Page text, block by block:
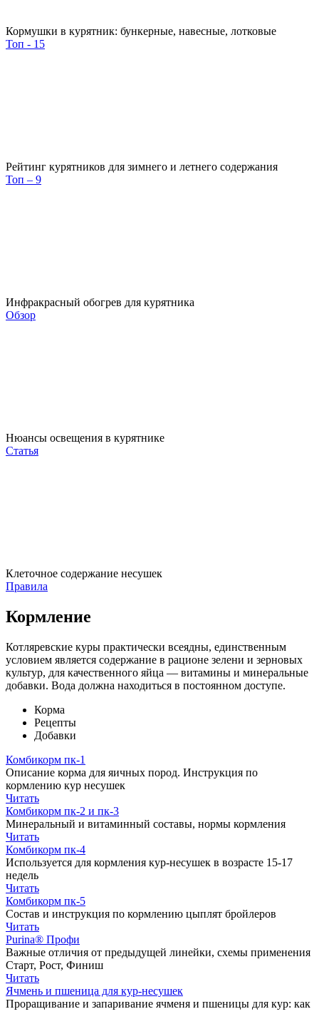
Кормушки в курятник: бункерные, навесные, лотковые
Топ - 15
Рейтинг курятников для зимнего и летнего содержания
Топ – 9
Инфракрасный обогрев для курятника
Обзор
Нюансы освещения в курятнике
Статья
Клеточное содержание несушек
Правила
Кормление
Котляревские куры практически всеядны, единственным
условием является содержание в рационе зелени и зерновых
культур, для качественного яйца — витамины и минеральные
добавки. Вода должна находиться в постоянном доступе.
Корма
Рецепты
Добавки
Комбикорм пк-1
Описание корма для яичных пород. Инструкция по
кормлению кур несушек
Читать
Комбикорм пк-2 и пк-3
Минеральный и витаминный составы, нормы кормления
Читать
Комбикорм пк-4
Используется для кормления кур-несушек в возрасте 15-17
недель
Читать
Комбикорм пк-5
Состав и инструкция по кормлению цыплят бройлеров
Читать
Purina® Профи
Важные отличия от предыдущей линейки, схемы применения
Старт, Рост, Финиш
Читать
Ячмень и пшеница для кур-несушек
Проращивание и запаривание ячменя и пшеницы для кур: как